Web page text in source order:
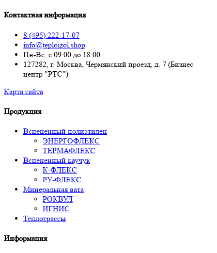
Контактная информация
8 (495) 222-17-07
info@teploizol.shop
Пн-Вс: с 09:00 до 18:00
127282, г. Москва, Чермянский проезд, д. 7 (Бизнес
центр "РТС")
Карта сайта
Продукция
Вспененный полиэтилен
ЭНЕРГОФЛЕКС
ТЕРМАФЛЕКС
Вспененный каучук
К-ФЛЕКС
РУ-ФЛЕКС
Минеральная вата
РОКВУЛ
ИГНИС
Теплотрассы
Информация